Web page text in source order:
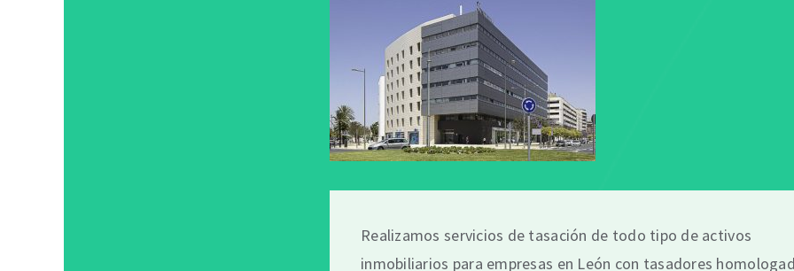
Realizamos servicios de tasación de todo tipo de activos
inmobiliarios para empresas en León con tasadores